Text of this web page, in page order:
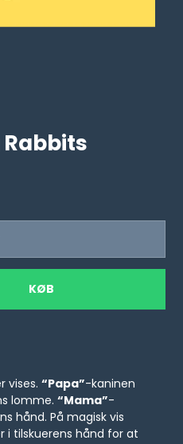
KØB
vises.“Papa”-kaninen
lomme.“Mama”-
hånd. På magisk vis
i tilskuerens hånd for at